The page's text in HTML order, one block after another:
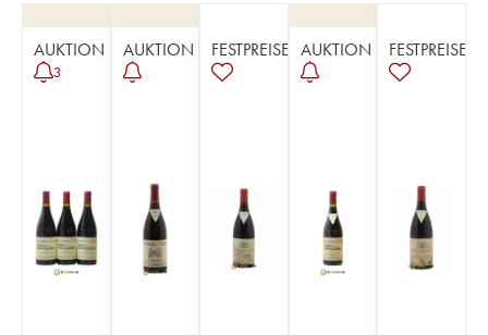
AUKTION
3
AUKTION FESTPREISE AUKTION FESTPREISE